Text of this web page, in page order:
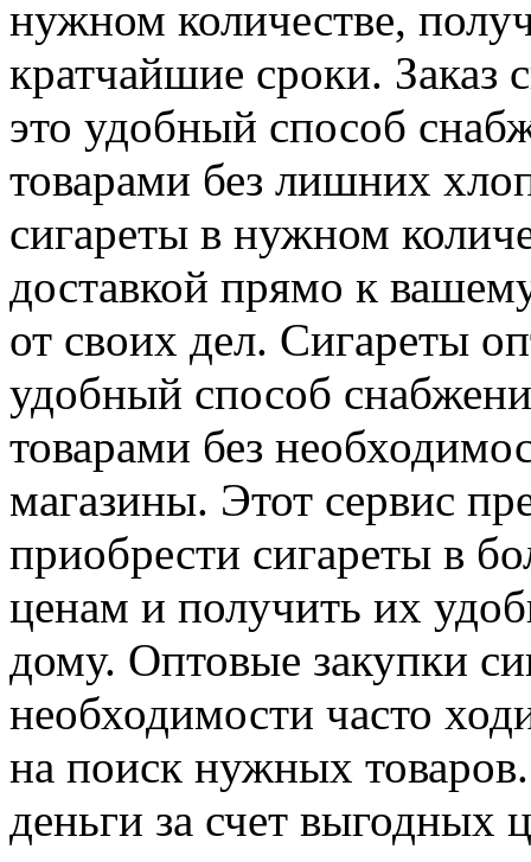
нужном количестве,
кратчайшие сроки. Заказ
это удобный способ
товарами без лишних
сигареты в нужном
доставкой прямо к
от своих дел. Сигареты
удобный способ
товарами без
магазины. Этот сервис
приобрести сигареты в
ценам и получить их
дому. Оптовые закупки
необходимости часто
на поиск нужных
деньги за счет выгодных